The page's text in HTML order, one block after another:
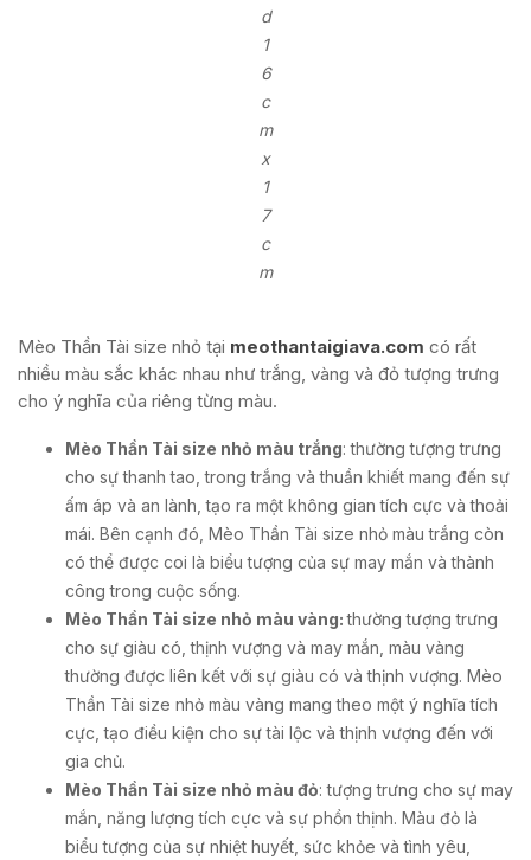
d
1
6
c
m
x
1
7
c
m
Mèo Thần Tài size nhỏ tại meothantaigiava.com có rất
nhiều màu sắc khác nhau như trắng, vàng và đỏ tượng trưng
cho ý nghĩa của riêng từng màu.
Mèo Thần Tài size nhỏ màu trắng: thường tượng trưng
cho sự thanh tao, trong trắng và thuần khiết mang đến sự
ấm áp và an lành, tạo ra một không gian tích cực và thoải
mái. Bên cạnh đó, Mèo Thần Tài size nhỏ màu trắng còn
có thể được coi là biểu tượng của sự may mắn và thành
công trong cuộc sống.
Mèo Thần Tài size nhỏ màu vàng:thường tượng trưng
cho sự giàu có, thịnh vượng và may mắn, màu vàng
thường được liên kết với sự giàu có và thịnh vượng. Mèo
Thần Tài size nhỏ màu vàng mang theo một ý nghĩa tích
cực, tạo điều kiện cho sự tài lộc và thịnh vượng đến với
gia chủ.
Mèo Thần Tài size nhỏ màu đỏ: tượng trưng cho sự may
mắn, năng lượng tích cực và sự phồn thịnh. Màu đỏ là
biểu tượng của sự nhiệt huyết, sức khỏe và tình yêu,